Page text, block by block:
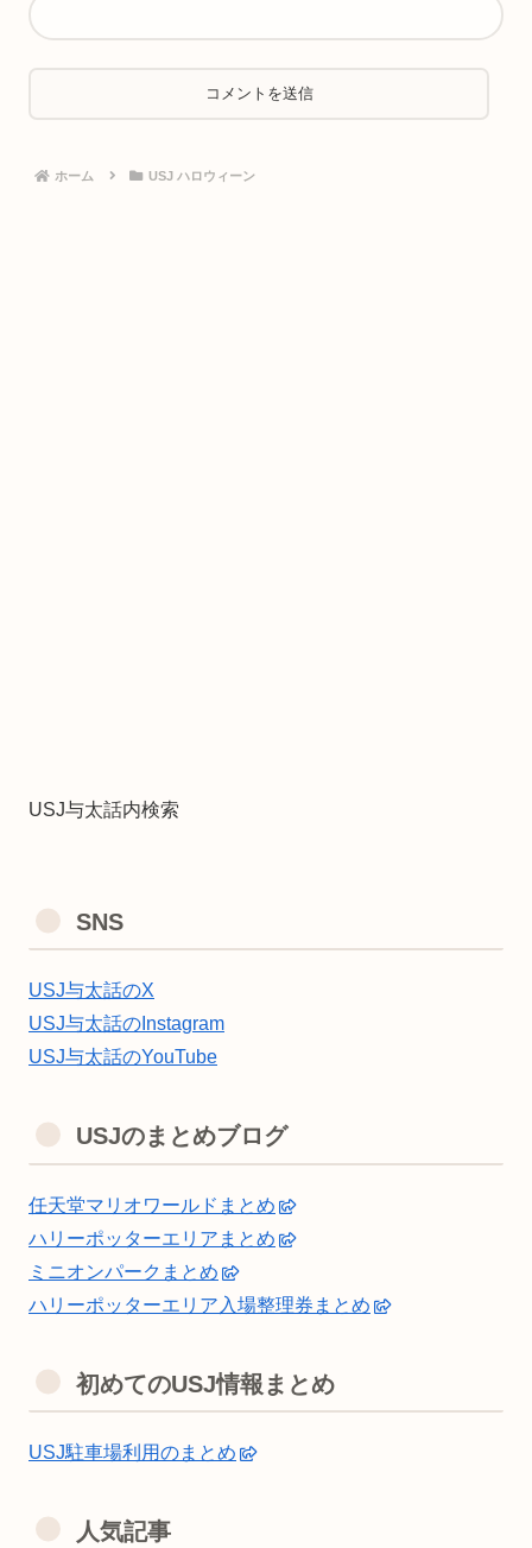
ホーム USJ ハロウィーン
USJ与太話内検索
SNS
USJ与太話のX
USJ与太話のInstagram
USJ与太話のYouTube
USJのまとめブログ
任天堂マリオワールドまとめ
ハリーポッターエリアまとめ
ミニオンパークまとめ
ハリーポッターエリア入場整理券まとめ
初めてのUSJ情報まとめ
USJ駐車場利用のまとめ
人気記事